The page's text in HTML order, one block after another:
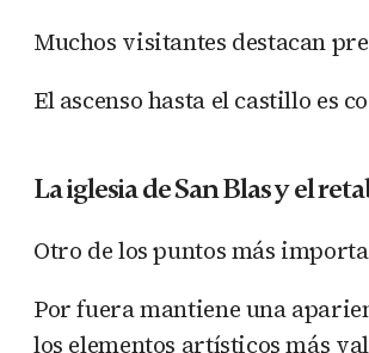
Muchos visitantes destacan
El ascenso hasta el castillo es
La iglesia de San Blas y el
Otro de los puntos más
Por fuera mantiene una
los elementos artísticos más